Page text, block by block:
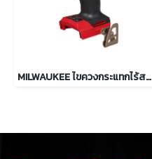
MILWAUKEE ไขควงกระแทกไร้สาย ไฮดรอลิค 18V รุ่น M18 FQID2-0